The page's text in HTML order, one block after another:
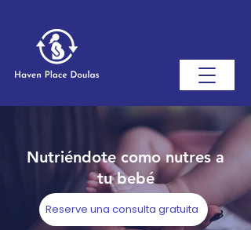
Nutriéndote como nutres a
tu bebé
Reserve una consulta gratuita